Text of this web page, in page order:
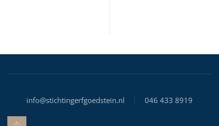
info@stichtingerfgoedstein.nl 046 433 8919